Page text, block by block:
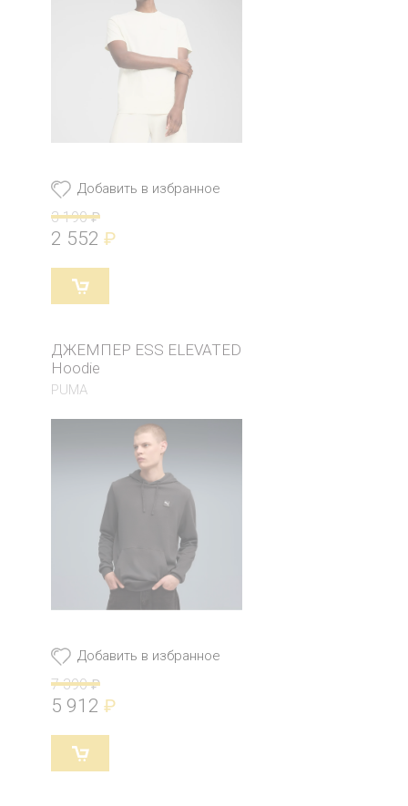
Добавить в избранное
3 190 ₽
2 552 ₽
ДЖЕМПЕР ESS ELEVATED
Hoodie
PUMA
Добавить в избранное
7 390 ₽
5 912 ₽